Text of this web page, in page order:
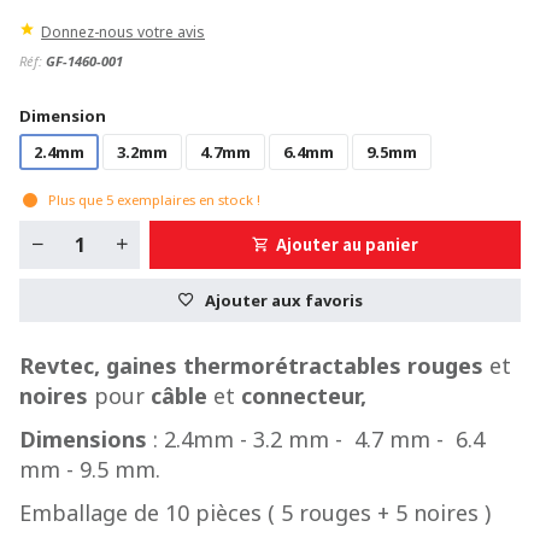
Donnez-nous votre avis
Réf: GF-1460-001
Dimension
2.4mm
3.2mm 4.7mm 6.4mm 9.5mm
Plus que 5 exemplaires en stock !
Ajouter au panier
Ajouter aux favoris
Revtec, gaines thermorétractables rouges et
noires pour câble et connecteur,
Dimensions : 2.4mm - 3.2 mm - 4.7 mm - 6.4
mm - 9.5 mm.
Emballage de 10 pièces ( 5 rouges + 5 noires )